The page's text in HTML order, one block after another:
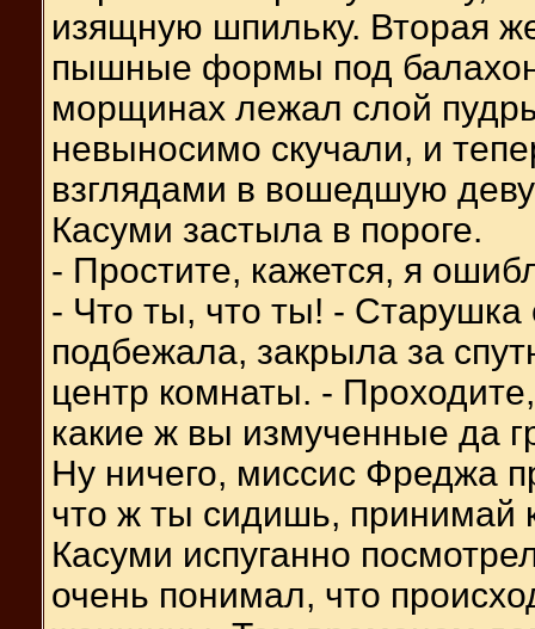
изящную шпильку. Вторая
пышные формы под
морщинах лежал слой
невыносимо скучали, и
взглядами в вошедшую
Касуми застыла в пороге.
- Простите, кажется, я
- Что ты, что ты! - Старушка
подбежала, закрыла за
центр комнаты. -
какие ж вы измученные да
Ну ничего, миссис Фреджа
что ж ты сидишь, принимай
Касуми испуганно
очень понимал, что